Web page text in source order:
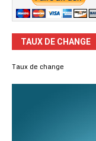
TAUX DE CHANGE
Taux de change